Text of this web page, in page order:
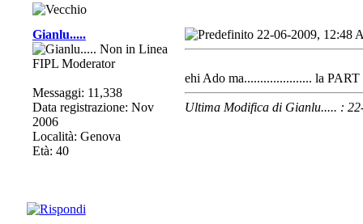
Gianlu.....
FIPL Moderator
Messaggi: 11,338
Data registrazione: Nov
2006
Località: Genova
Età: 40
22-06-2009, 12:48
ehi Ado ma..................... la
Ultima Modifica di Gianlu..... :